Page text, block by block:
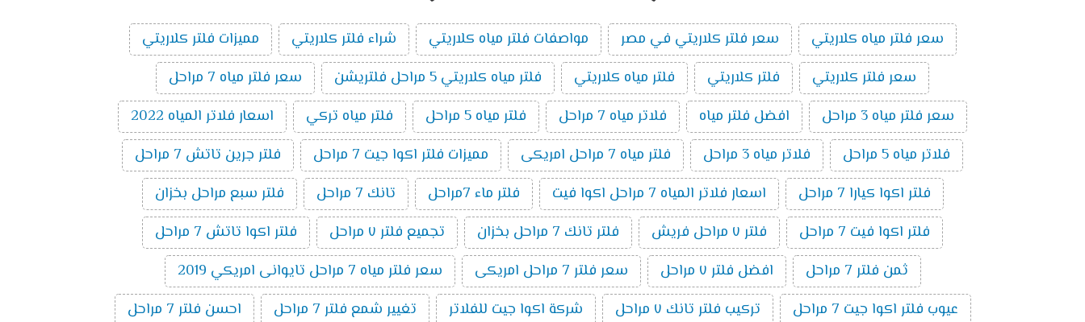
سعر فلتر مياه كلاريتي سعر فلتر كلاريتي في مصر مواصفات فلتر مياه كلاريتي شراء فلتر كلاريتي
مميزات فلتر كلاريتي
سعر فلتر كلاريتي
فلتر كلاريتي فلتر مياه كلاريتي فلتر مياه كلاريتي 5 مراحل فلتريشن
سعر فلتر مياه 7 مراحل
سعر فلتر مياه 3 مراحل
افضل فلتر مياه فلاتر مياه 7 مراحل فلتر مياه 5 مراحل فلتر مياه تركي
اسعار فلاتر المياه 2022
فلاتر مياه 5 مراحل
فلاتر مياه 3 مراحل فلتر مياه 7 مراحل امريكى مميزات فلتر اكوا جيت 7 مراحل
فلتر جرين تاتش 7 مراحل
فلتر اكوا كيارا 7 مراحل
اسعار فلاتر المياه 7 مراحل اكوا فيت فلتر ماء 7مراحل تانك 7 مراحل
فلتر سبع مراحل بخزان
فلتر اكوا فيت 7 مراحل
فلتر ٧ مراحل فريش فلتر تانك 7 مراحل بخزان تجميع فلتر ٧ مراحل
فلتر اكوا تاتش 7 مراحل
ثمن فلتر 7 مراحل
افضل فلتر ٧ مراحل سعر فلتر 7 مراحل امريكى
سعر فلتر مياه 7 مراحل تايوانى امريكي 2019
عيوب فلتر اكوا جيت 7 مراحل
تركيب فلتر تانك ٧ مراحل شركة اكوا جيت للفلاتر تغيير شمع فلتر 7 مراحل
احسن فلتر 7 مراحل